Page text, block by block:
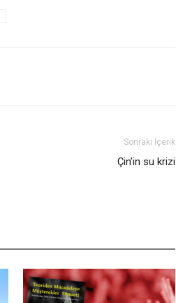
Sonraki İçerik
Çin’in su krizi